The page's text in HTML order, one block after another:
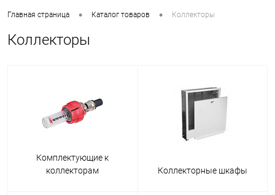
Главная страница • Каталог товаров • Коллекторы
Коллекторы
Комплектующие к
коллекторам
Коллекторные шкафы